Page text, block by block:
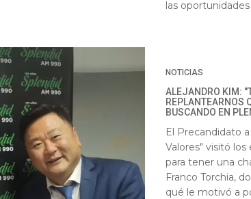
las
NOTICIAS
ALEJANDRO KIM:
REPLANTEARNOS
BUSCANDO EN
El Precandidato
Valores" visitó
para tener una
Franco Torchia,
qué le motivó a